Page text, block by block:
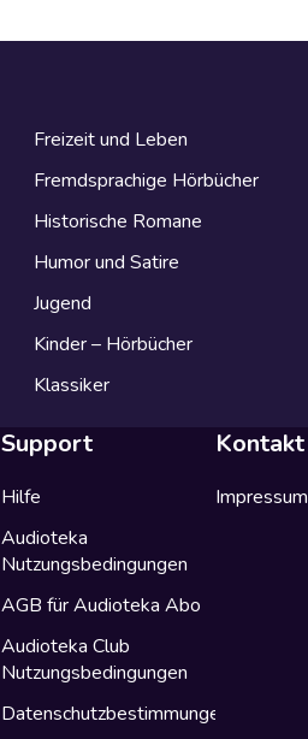
Freizeit und Leben
Fremdsprachige Hörbücher
Historische Romane
Humor und Satire
Jugend
Kinder – Hörbücher
Klassiker
Support
Hilfe
Audioteka
Nutzungsbedingungen
AGB für Audioteka Abo
Audioteka Club
Nutzungsbedingungen
Datenschutzbestimmungen
Kontakt
Impressum